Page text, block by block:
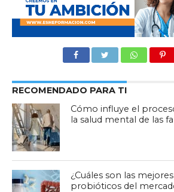
RECOMENDADO PARA TI
Cómo influye el
la salud mental de las
¿Cuáles son las
probióticos del